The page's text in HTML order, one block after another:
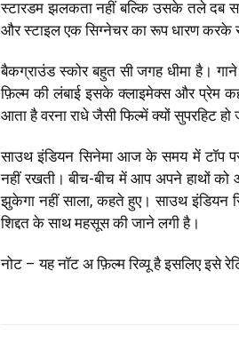
स्टारडम झलकता नहीं बल्कि उसके तले दब
और स्टाइल एक सिग्नेचर का रूप धारण करके
बैकग्राउंड स्कोर बहुत सी जगह धीमा है।
फ़िल्म की लंबाई इसके क्लाइमेक्स और प्रेम
आता है वरना राधे जैसी फिल्में क्यों सुपरहिट हो
साउथ इंडियन सिनेमा आज के समय में टॉप
नहीं रखती। बीच-बीच में आप अपने हाथों को
झुकेगा नहीं साला, कहते हुए। साउथ इंडियन
शिद्दत के साथ महसूस की जाने लगी है।
नोट – यह नॉट अ फ़िल्म रिव्यू है इसलिए इसे